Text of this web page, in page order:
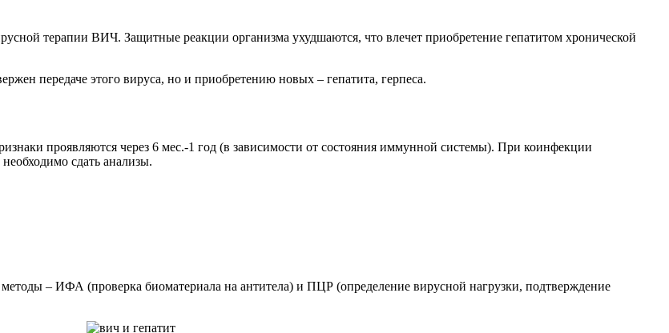
терапии ВИЧ. Защитные реакции организма ухудшаются, что влечет приобретение гепатитом хронической
передаче этого вируса, но и приобретению новых – гепатита, герпеса.
проявляются через 6 мес.-1 год (в зависимости от состояния иммунной системы). При коинфекции
сдать анализы.
– ИФА (проверка биоматериала на антитела) и ПЦР (определение вирусной нагрузки, подтверждение